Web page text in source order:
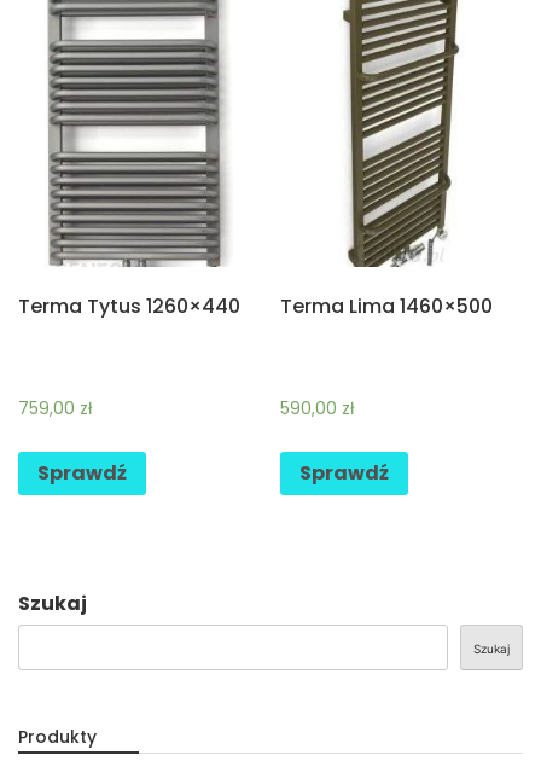
Terma Tytus 1260×440
759,00 zł
Sprawdź
Terma Lima 1460×500
590,00 zł
Sprawdź
Szukaj
Szukaj
Produkty